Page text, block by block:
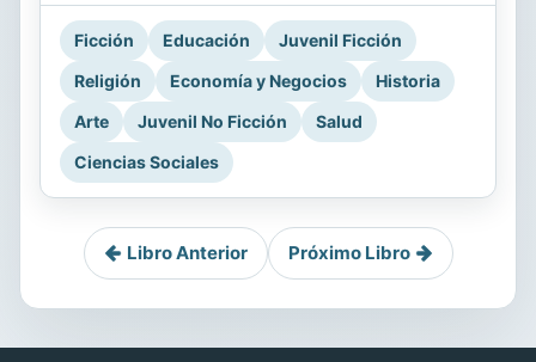
Ficción Educación
Juvenil Ficción
Religión
Economía y Negocios
Historia
Arte
Juvenil No Ficción
Salud
Ciencias Sociales
Libro Anterior Próximo Libro